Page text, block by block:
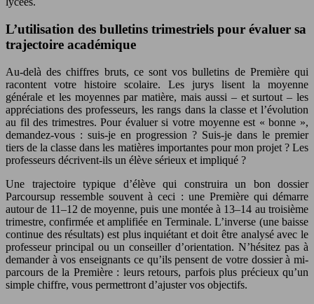
L’utilisation des bulletins trimestriels pour évaluer sa
trajectoire académique
Au-delà des chiffres bruts, ce sont vos bulletins de Première qui
racontent votre histoire scolaire. Les jurys lisent la moyenne
générale et les moyennes par matière, mais aussi – et surtout – les
appréciations des professeurs, les rangs dans la classe et l’évolution
au fil des trimestres. Pour évaluer si votre moyenne est « bonne »,
demandez-vous : suis-je en progression ? Suis-je dans le premier
tiers de la classe dans les matières importantes pour mon projet ? Les
professeurs décrivent-ils un élève sérieux et impliqué ?
Une trajectoire typique d’élève qui construira un bon dossier
Parcoursup ressemble souvent à ceci : une Première qui démarre
autour de 11–12 de moyenne, puis une montée à 13–14 au troisième
trimestre, confirmée et amplifiée en Terminale. L’inverse (une baisse
continue des résultats) est plus inquiétant et doit être analysé avec le
professeur principal ou un conseiller d’orientation. N’hésitez pas à
demander à vos enseignants ce qu’ils pensent de votre dossier à mi-
parcours de la Première : leurs retours, parfois plus précieux qu’un
simple chiffre, vous permettront d’ajuster vos objectifs.